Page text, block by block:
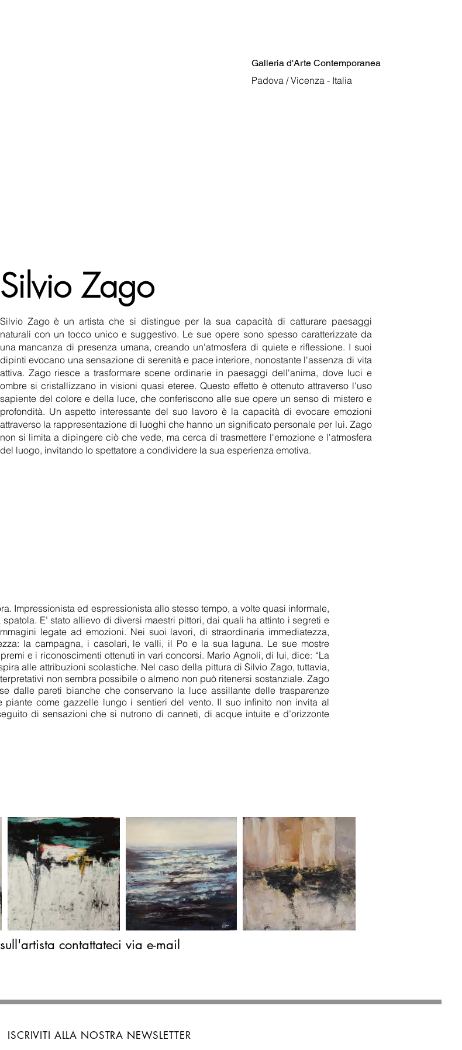
Galleria d'Arte Contemporanea
Padova / Vicenza - Italia
Silvio Zago
Silvio Zago è un artista che si distingue per la sua capacità di catturare paesaggi
naturali con un tocco unico e suggestivo. Le sue opere sono spesso caratterizzate da
una mancanza di presenza umana, creando un'atmosfera di quiete e riflessione. I suoi
dipinti evocano una sensazione di serenità e pace interiore, nonostante l'assenza di vita
attiva. Zago riesce a trasformare scene ordinarie in paesaggi dell'anima, dove luci e
ombre si cristallizzano in visioni quasi eteree. Questo effetto è ottenuto attraverso l'uso
sapiente del colore e della luce, che conferiscono alle sue opere un senso di mistero e
profondità. Un aspetto interessante del suo lavoro è la capacità di evocare emozioni
attraverso la rappresentazione di luoghi che hanno un significato personale per lui. Zago
non si limita a dipingere ciò che vede, ma cerca di trasmettere l'emozione e l'atmosfera
del luogo, invitando lo spettatore a condividere la sua esperienza emotiva.
Impressionista ed espressionista allo stesso tempo, a volte quasi informale,
E’ stato allievo di diversi maestri pittori, dai quali ha attinto i segreti e
legate ad emozioni. Nei suoi lavori, di straordinaria immediatezza,
la campagna, i casolari, le valli, il Po e la sua laguna. Le sue mostre
e i riconoscimenti ottenuti in vari concorsi. Mario Agnoli, di lui, dice: “La
alle attribuzioni scolastiche. Nel caso della pittura di Silvio Zago, tuttavia,
non sembra possibile o almeno non può ritenersi sostanziale. Zago
dalle pareti bianche che conservano la luce assillante delle trasparenze
come gazzelle lungo i sentieri del vento. Il suo infinito non invita al
di sensazioni che si nutrono di canneti, di acque intuite e d’orizzonte
contattateci via e-mail
ISCRIVITI ALLA NOSTRA NEWSLETTER